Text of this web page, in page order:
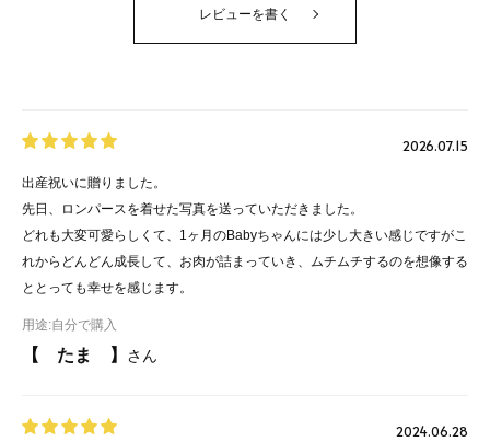
できるよう、お名前タグは3人分用
レビューを書く
2026.07.15
出産祝いに贈りました。
先日、ロンパースを着せた写真を送っていただきました。
どれも大変可愛らしくて、1ヶ月のBabyちゃんには少し大きい感じですがこ
れからどんどん成長して、お肉が詰まっていき、ムチムチするのを想像する
ととっても幸せを感じます。
用途:自分で購入
【 たま 】 さん
2024.06.28